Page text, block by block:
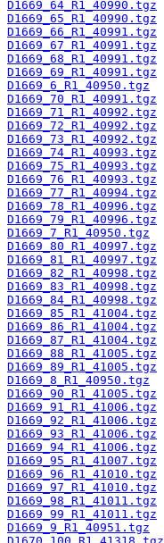
D1669_64_R1_40990.tgz
D1669_65_R1_40990.tgz
D1669_66_R1_40991.tgz
D1669_67_R1_40991.tgz
D1669_68_R1_40991.tgz
D1669_69_R1_40991.tgz
D1669_6_R1_40950.tgz
D1669_70_R1_40991.tgz
D1669_71_R1_40992.tgz
D1669_72_R1_40992.tgz
D1669_73_R1_40992.tgz
D1669_74_R1_40993.tgz
D1669_75_R1_40993.tgz
D1669_76_R1_40993.tgz
D1669_77_R1_40994.tgz
D1669_78_R1_40996.tgz
D1669_79_R1_40996.tgz
D1669_7_R1_40950.tgz
D1669_80_R1_40997.tgz
D1669_81_R1_40997.tgz
D1669_82_R1_40998.tgz
D1669_83_R1_40998.tgz
D1669_84_R1_40998.tgz
D1669_85_R1_41004.tgz
D1669_86_R1_41004.tgz
D1669_87_R1_41004.tgz
D1669_88_R1_41005.tgz
D1669_89_R1_41005.tgz
D1669_8_R1_40950.tgz
D1669_90_R1_41005.tgz
D1669_91_R1_41006.tgz
D1669_92_R1_41006.tgz
D1669_93_R1_41006.tgz
D1669_94_R1_41006.tgz
D1669_95_R1_41007.tgz
D1669_96_R1_41010.tgz
D1669_97_R1_41010.tgz
D1669_98_R1_41011.tgz
D1669_99_R1_41011.tgz
D1669_9_R1_40951.tgz